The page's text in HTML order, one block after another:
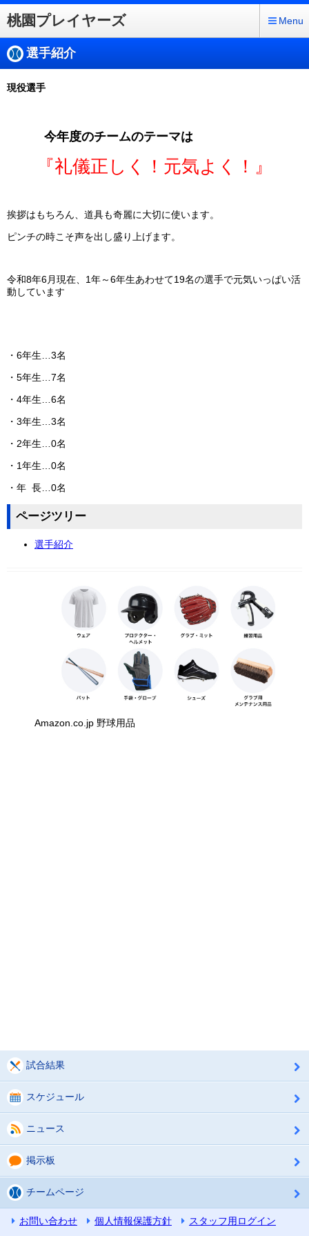
桃園プレイヤーズ Menu
選手紹介
現役選手
今年度のチームのテーマは
『礼儀正しく！元気よく！』
挨拶はもちろん、道具も奇麗に大切に使います。
ピンチの時こそ声を出し盛り上げます。
令和8年6月現在、1年～6年生あわせて19名の選手で元気いっぱい活
動しています
・6年生…3名
・5年生…7名
・4年生…6名
・3年生…3名
・2年生…0名
・1年生…0名
・年 長…0名
ページツリー
選手紹介
Amazon.co.jp 野球用品
試合結果
スケジュール
ニュース
掲示板
チームページ
お問い合わせ 個人情報保護方針 スタッフ用ログイン